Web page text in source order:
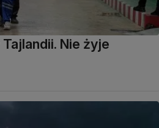
Nie żyje